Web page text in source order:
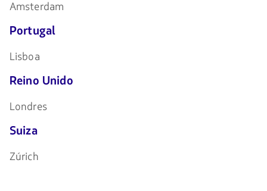
Amsterdam
Portugal
Lisboa
Reino Unido
Londres
Suiza
Zúrich